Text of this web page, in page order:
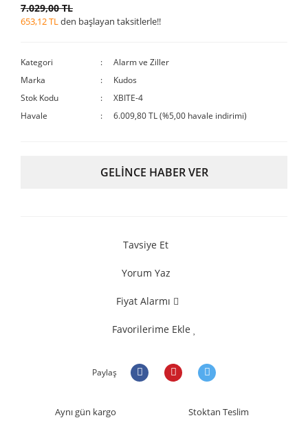
7.029,00 TL
653,12 TLden başlayan taksitlerle!!
Kategori
Alarm ve Ziller
Marka
Kudos
Stok Kodu
XBITE-4
Havale
6.009,80 TL (%5,00 havale indirimi)
GELİNCE HABER VER
Tavsiye Et
Yorum Yaz
Fiyat Alarmı
Favorilerime Ekle
Paylaş
Aynı gün kargo Stoktan Teslim